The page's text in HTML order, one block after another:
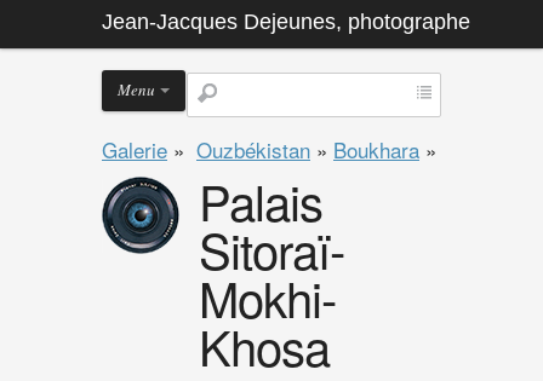
Jean-Jacques Dejeunes, photographe
Menu
Galerie » Ouzbékistan » Boukhara »
Palais
Sitoraï-
Mokhi-
Khosa